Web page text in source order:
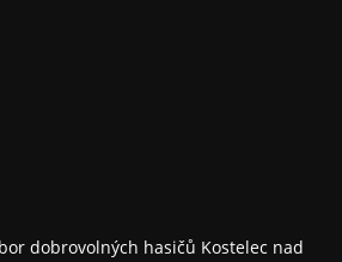
dobrovolných hasičů Kostelec nad